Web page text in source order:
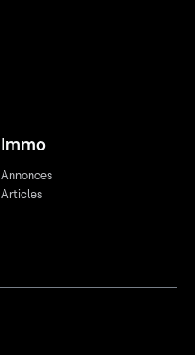
Immo
Annonces
Articles